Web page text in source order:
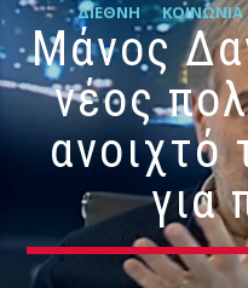
ΔΙΕΘΝΉ ΚΟΙΝΩΝΊΑ
Μάνος
νέος
ανοιχτό
για